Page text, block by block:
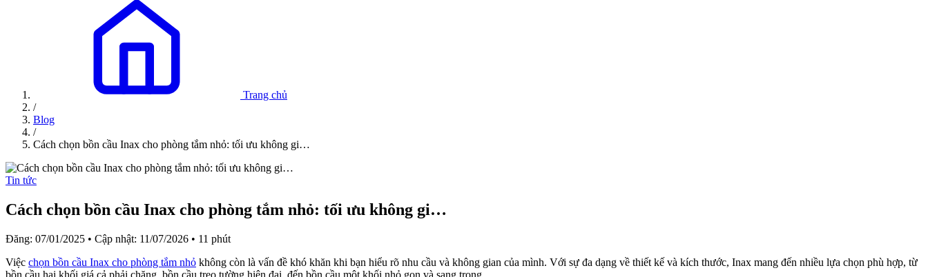
Trang chủ
/
Blog
/
Cách chọn bồn cầu Inax cho phòng tắm nhỏ: tối ưu không gi…
Tin tức
Cách chọn bồn cầu Inax cho phòng tắm nhỏ: tối ưu không gi…
Đăng: 07/01/2025 • Cập nhật: 11/07/2026 • 11 phút
Việc chọn bồn cầu Inax cho phòng tắm nhỏ không còn là vấn đề khó khăn khi bạn hiểu rõ nhu cầu và không gian của mình. Với sự đa dạng về thiết kế và kích thước, Inax mang đến nhiều lựa chọn phù hợp, từ